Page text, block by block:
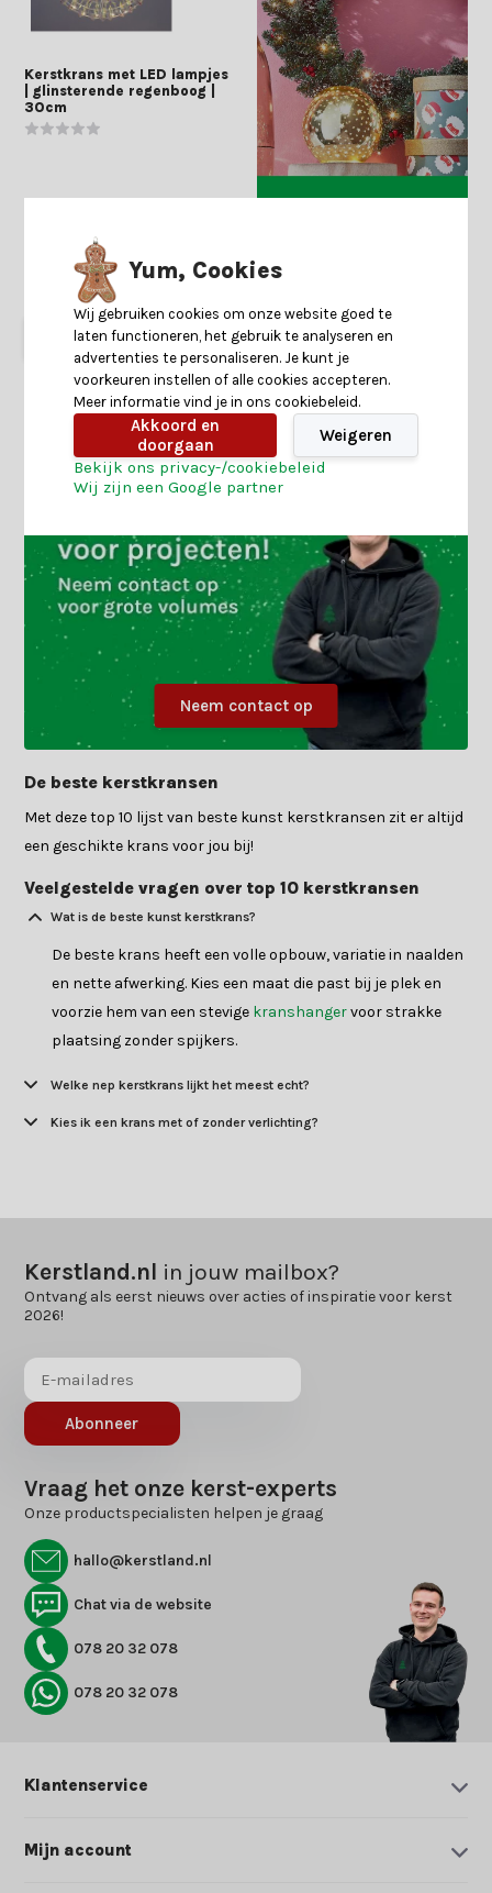
Kerstkrans met LED lampjes
| glinsterende regenboog |
30cm
Shop is gesloten
9,99
Start
keuzehulp
Neem contact op
De beste kerstkransen
Met deze top 10 lijst van beste kunst kerstkransen zit er altijd
een geschikte krans voor jou bij!
Veelgestelde vragen over top 10 kerstkransen
Wat is de beste kunst kerstkrans?
De beste krans heeft een volle opbouw, variatie in naalden
en nette afwerking. Kies een maat die past bij je plek en
voorzie hem van een stevige kranshangervoor strakke
plaatsing zonder spijkers.
Welke nep kerstkrans lijkt het meest echt?
Kies ik een krans met of zonder verlichting?
Kerstland.nl in jouw mailbox?
Ontvang als eerst nieuws over acties of inspiratie voor kerst
2026!
Abonneer
Vraag het onze kerst-experts
Onze productspecialisten helpen je graag
hallo@kerstland.nl
Chat via de website
078 20 32 078
078 20 32 078
Klantenservice
Mijn account
Yum, Cookies
Wij gebruiken cookies om onze website goed te
laten functioneren, het gebruik te analyseren en
advertenties te personaliseren. Je kunt je
voorkeuren instellen of alle cookies accepteren.
Meer informatie vind je in ons cookiebeleid.
Akkoord en
doorgaan
Weigeren
Bekijk ons privacy-/cookiebeleid
Wij zijn een Google partner